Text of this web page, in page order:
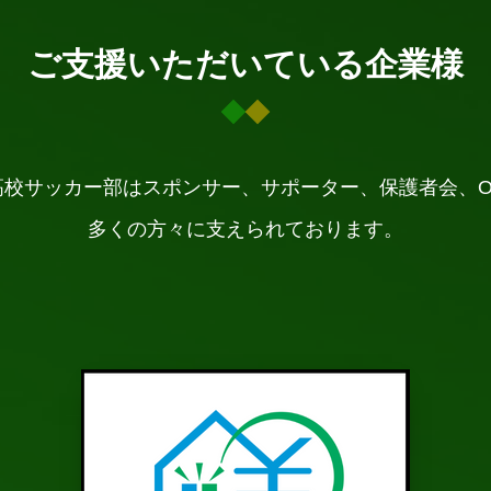
ご支援いただいている企業様
サッカー部はスポンサー、サポーター、保護者会、
多くの方々に支えられております。